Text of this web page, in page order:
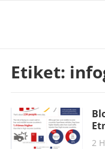
Etiket:
2